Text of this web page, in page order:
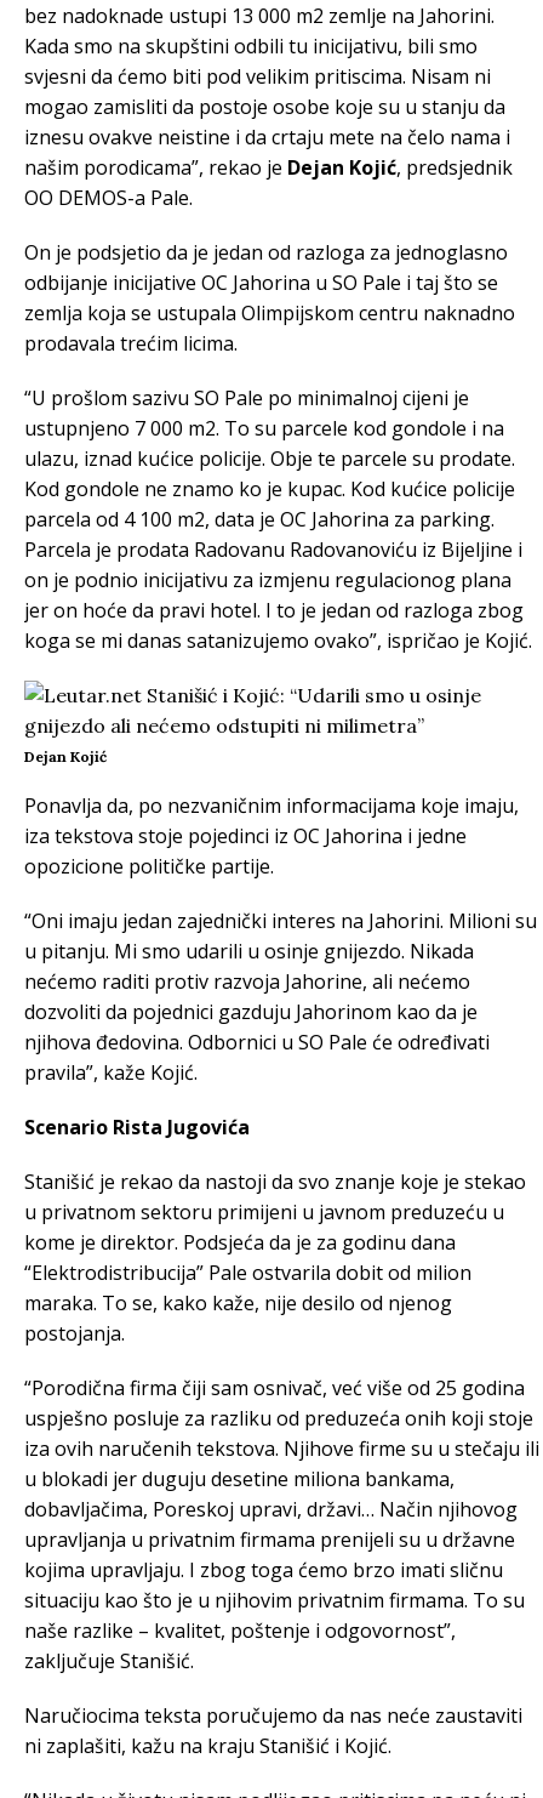
bez nadoknade ustupi 13 000 m2 zemlje na Jahorini.
Kada smo na skupštini odbili tu inicijativu, bili smo
svjesni da ćemo biti pod velikim pritiscima. Nisam ni
mogao zamisliti da postoje osobe koje su u stanju da
iznesu ovakve neistine i da crtaju mete na čelo nama i
našim porodicama”, rekao je Dejan Kojić, predsjednik
OO DEMOS-a Pale.
On je podsjetio da je jedan od razloga za jednoglasno
odbijanje inicijative OC Jahorina u SO Pale i taj što se
zemlja koja se ustupala Olimpijskom centru naknadno
prodavala trećim licima.
“U prošlom sazivu SO Pale po minimalnoj cijeni je
ustupnjeno 7 000 m2. To su parcele kod gondole i na
ulazu, iznad kućice policije. Obje te parcele su prodate.
Kod gondole ne znamo ko je kupac. Kod kućice policije
parcela od 4 100 m2, data je OC Jahorina za parking.
Parcela je prodata Radovanu Radovanoviću iz Bijeljine i
on je podnio inicijativu za izmjenu regulacionog plana
jer on hoće da pravi hotel. I to je jedan od razloga zbog
koga se mi danas satanizujemo ovako”, ispričao je Kojić.
Dejan Kojić
Ponavlja da, po nezvaničnim informacijama koje imaju,
iza tekstova stoje pojedinci iz OC Jahorina i jedne
opozicione političke partije.
“Oni imaju jedan zajednički interes na Jahorini. Milioni su
u pitanju. Mi smo udarili u osinje gnijezdo. Nikada
nećemo raditi protiv razvoja Jahorine, ali nećemo
dozvoliti da pojednici gazduju Jahorinom kao da je
njihova đedovina. Odbornici u SO Pale će određivati
pravila”, kaže Kojić.
Scenario Rista Jugovića
Stanišić je rekao da nastoji da svo znanje koje je stekao
u privatnom sektoru primijeni u javnom preduzeću u
kome je direktor. Podsjeća da je za godinu dana
“Elektrodistribucija” Pale ostvarila dobit od milion
maraka. To se, kako kaže, nije desilo od njenog
postojanja.
“Porodična firma čiji sam osnivač, već više od 25 godina
uspješno posluje za razliku od preduzeća onih koji stoje
iza ovih naručenih tekstova. Njihove firme su u stečaju ili
u blokadi jer duguju desetine miliona bankama,
dobavljačima, Poreskoj upravi, državi… Način njihovog
upravljanja u privatnim firmama prenijeli su u državne
kojima upravljaju. I zbog toga ćemo brzo imati sličnu
situaciju kao što je u njihovim privatnim firmama. To su
naše razlike – kvalitet, poštenje i odgovornost”,
zaključuje Stanišić.
Naručiocima teksta poručujemo da nas neće zaustaviti
ni zaplašiti, kažu na kraju Stanišić i Kojić.